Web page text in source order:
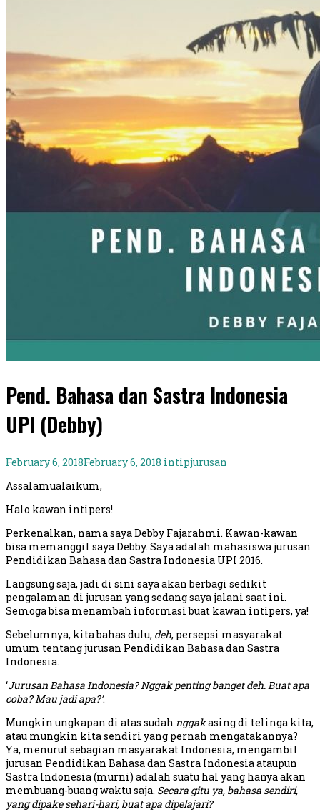
Pend. Bahasa dan Sastra Indonesia
UPI (Debby)
February 6, 2018February 6, 2018 intipjurusan
Assalamualaikum,
Halo kawan intipers!
Perkenalkan, nama saya Debby Fajarahmi. Kawan-kawan
bisa memanggil saya Debby. Saya adalah mahasiswa jurusan
Pendidikan Bahasa dan Sastra Indonesia UPI 2016.
Langsung saja, jadi di sini saya akan berbagi sedikit
pengalaman di jurusan yang sedang saya jalani saat ini.
Semoga bisa menambah informasi buat kawan intipers, ya!
Sebelumnya, kita bahas dulu, deh, persepsi masyarakat
umum tentang jurusan Pendidikan Bahasa dan Sastra
Indonesia.
‘Jurusan Bahasa Indonesia?Nggak penting banget deh. Buat apa
coba? Mau jadi apa?’.
Mungkin ungkapan di atas sudah nggakasing di telinga kita,
atau mungkin kita sendiri yang pernah mengatakannya?
Ya, menurut sebagian masyarakat Indonesia, mengambil
jurusan Pendidikan Bahasa dan Sastra Indonesia ataupun
Sastra Indonesia (murni) adalah suatu hal yang hanya akan
membuang-buang waktu saja. Secara gitu ya, bahasa sendiri,
yang dipake sehari-hari, buat apa dipelajari?